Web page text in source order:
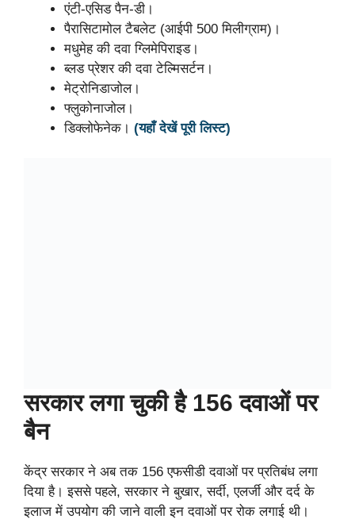
एंटी-एसिड पैन-डी।
पैरासिटामोल टैबलेट (आईपी 500 मिलीग्राम)।
मधुमेह की दवा ग्लिमेपिराइड।
ब्लड प्रेशर की दवा टेल्मिसर्टन।
मेट्रोनिडाजोल।
फ्लुकोनाजोल।
डिक्लोफेनेक। (यहाँ देखें पूरी लिस्ट)
सरकार लगा चुकी है 156 दवाओं पर
बैन
केंद्र सरकार ने अब तक 156 एफसीडी दवाओं पर प्रतिबंध लगा
दिया है। इससे पहले, सरकार ने बुखार, सर्दी, एलर्जी और दर्द के
इलाज में उपयोग की जाने वाली इन दवाओं पर रोक लगाई थी।